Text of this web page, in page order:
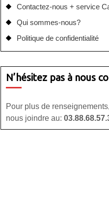
Contactez-nous + service
Qui sommes-nous?
Politique de confidentialité
N’hésitez pas à nous
Pour plus de
nous joindre au: